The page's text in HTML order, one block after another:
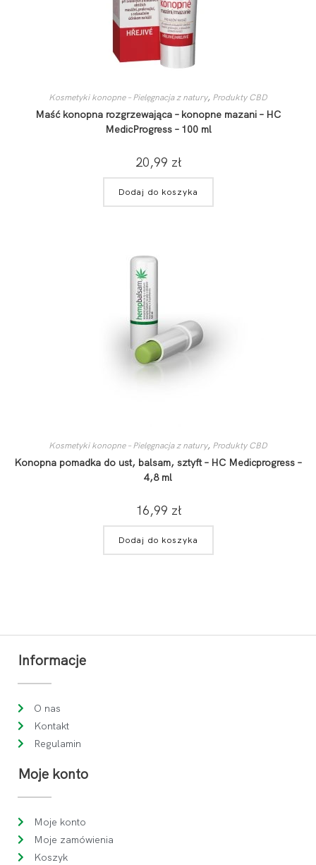
Kosmetyki konopne – Pielęgnacja z natury, Produkty CBD
Maść konopna rozgrzewająca – konopne mazani – HC
MedicProgress – 100 ml
20,99 zł
Dodaj do koszyka
Kosmetyki konopne – Pielęgnacja z natury, Produkty CBD
Konopna pomadka do ust, balsam, sztyft – HC Medicprogress –
4,8 ml
16,99 zł
Dodaj do koszyka
Informacje
O nas
Kontakt
Regulamin
Moje konto
Moje konto
Moje zamówienia
Koszyk